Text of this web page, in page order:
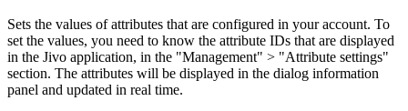
Sets the values ​​of attributes that are configured in your account. To
set the values, you need to know the attribute IDs that are displayed
in the Jivo application, in the "Management" > "Attribute settings"
section. The attributes will be displayed in the dialog information
panel and updated in real time.